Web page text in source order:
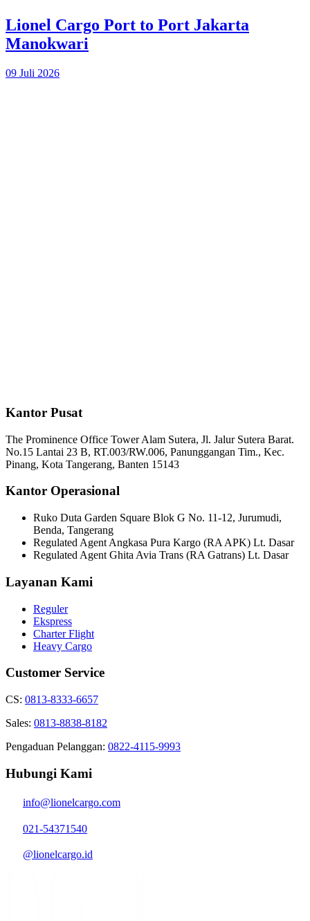
Lionel Cargo Port to Port Jakarta
Manokwari
09 Juli 2026
Kantor Pusat
The Prominence Office Tower Alam Sutera, Jl. Jalur Sutera Barat.
No.15 Lantai 23 B, RT.003/RW.006, Panunggangan Tim., Kec.
Pinang, Kota Tangerang, Banten 15143
Kantor Operasional
Ruko Duta Garden Square Blok G No. 11-12, Jurumudi,
Benda, Tangerang
Regulated Agent Angkasa Pura Kargo (RA APK) Lt. Dasar
Regulated Agent Ghita Avia Trans (RA Gatrans) Lt. Dasar
Layanan Kami
Reguler
Ekspress
Charter Flight
Heavy Cargo
Customer Service
CS: 0813-8333-6657
Sales: 0813-8838-8182
Pengaduan Pelanggan: 0822-4115-9993
Hubungi Kami
info@lionelcargo.com
021-54371540
@lionelcargo.id